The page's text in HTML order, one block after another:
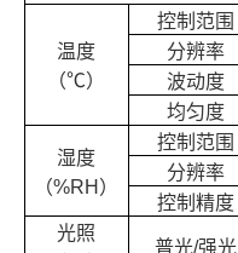
温度
（℃）
控制范围
分辨率
波动度
均匀度
湿度
（%RH）
控制范围
分辨率
控制精度
光照
普光/强光